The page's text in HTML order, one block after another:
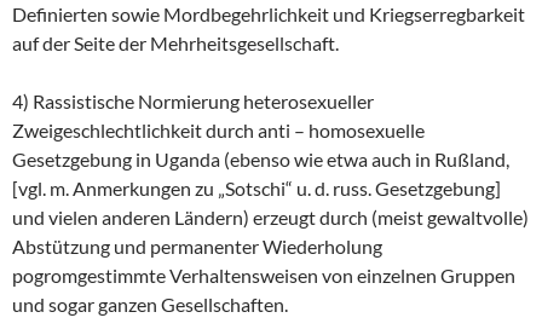
Definierten sowie Mordbegehrlichkeit und Kriegserregbarkeit
auf der Seite der Mehrheitsgesellschaft.
4) Rassistische Normierung heterosexueller
Zweigeschlechtlichkeit durch anti – homosexuelle
Gesetzgebung in Uganda (ebenso wie etwa auch in Rußland,
[vgl. m. Anmerkungen zu „Sotschi“ u. d. russ. Gesetzgebung]
und vielen anderen Ländern) erzeugt durch (meist gewaltvolle)
Abstützung und permanenter Wiederholung
pogromgestimmte Verhaltensweisen von einzelnen Gruppen
und sogar ganzen Gesellschaften.